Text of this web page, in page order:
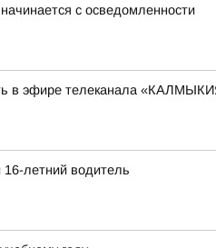
с осведомленности
в эфире телеканала
летний водитель